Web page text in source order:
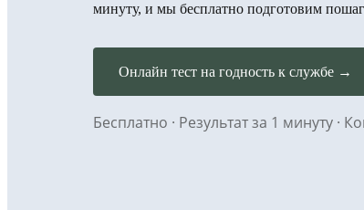
минуту, и мы бесплатно подготовим
Онлайн тест на годность к службе →
Бесплатно · Результат за 1 минуту ·